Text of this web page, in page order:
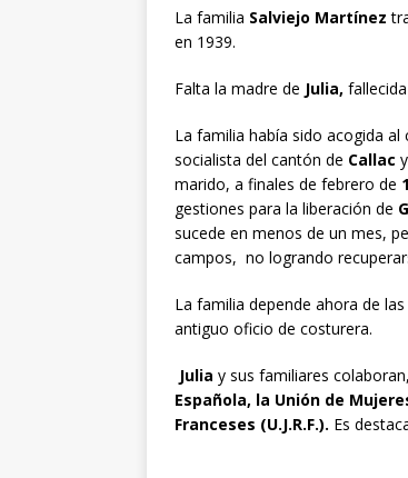
La familia Salviejo Martínez
en 1939.
Falta la madre de Julia,
La familia había sido acogida
socialista del cantón de Callac
marido, a finales de febrero de
gestiones para la liberación de
sucede en menos de un mes,
campos, no logrando
La familia depende ahora de
antiguo oficio de costurera.
Julia y sus familiares
Española, la Unión de
Franceses (U.J.R.F.). Es